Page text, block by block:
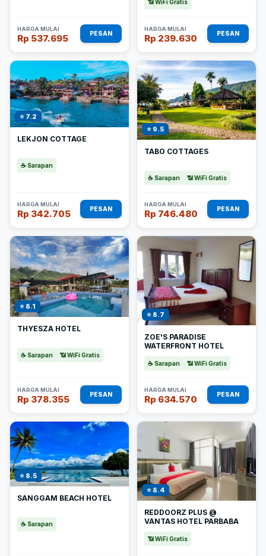
HARGA MULAI
Rp 537.695 PESAN
📶 WiFi Gratis
HARGA MULAI
Rp 239.630 PESAN
⭐ 7.2
LEKJON COTTAGE
☕ Sarapan
HARGA MULAI
Rp 342.705 PESAN
⭐ 9.5
TABO COTTAGES
☕ Sarapan 📶 WiFi Gratis
HARGA MULAI
Rp 746.480 PESAN
⭐ 8.1
THYESZA HOTEL
☕ Sarapan 📶 WiFi Gratis
HARGA MULAI
Rp 378.355 PESAN
⭐ 8.7
ZOE'S PARADISE
WATERFRONT HOTEL
☕ Sarapan 📶 WiFi Gratis
HARGA MULAI
Rp 634.570 PESAN
⭐ 8.5
SANGGAM BEACH HOTEL
☕ Sarapan
⭐ 8.4
REDDOORZ PLUS @
VANTAS HOTEL PARBABA
📶 WiFi Gratis